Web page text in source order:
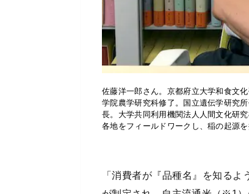
佐藤洋一郎さん。京都府立大学和食文
学院農学研究科修了。国立遺伝学研究
長。大学共同利用機関法人人間文化研
各地をフィールドワークし、稲の起源
「消費者が『品種名』を知る